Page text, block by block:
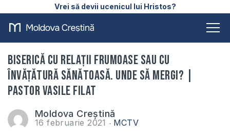
Vrei să devii ucenicul lui Hristos?
Biserică cu relații frumoase sau cu
învățătură sănătoasă. Unde să mergi? |
Pastor Vasile Filat
Moldova Creștină
16 februarie 2021 MCTV